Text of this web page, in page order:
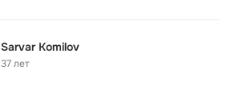
Sarvar Komilov
37 лет